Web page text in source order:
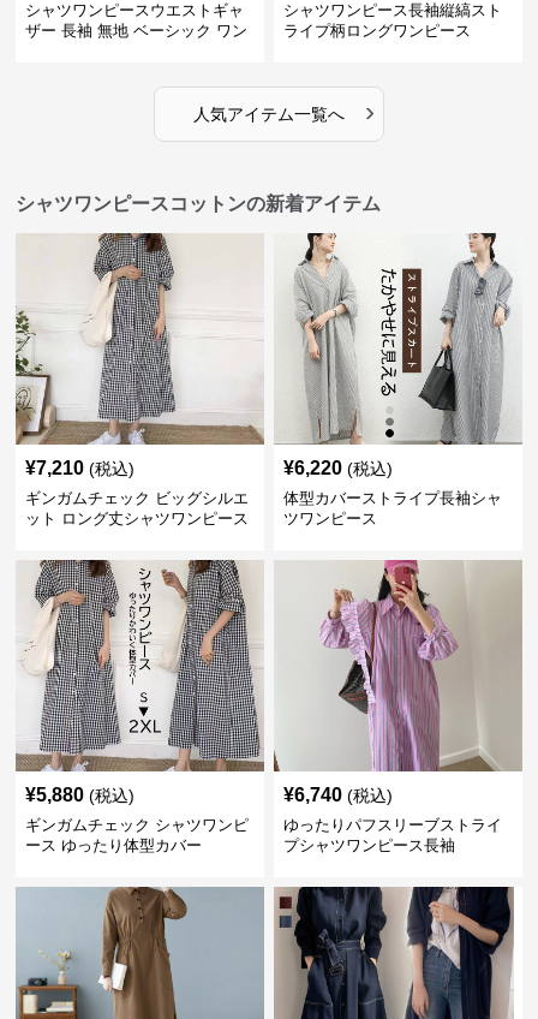
シャツワンピースウエストギャ
ザー 長袖 無地 ベーシック ワン
シャツワンピース長袖縦縞スト
ライプ柄ロングワンピース
人気アイテム一覧へ ›
シャツワンピースコットンの新着アイテム
¥7,210 (税込)
ギンガムチェック ビッグシルエ
ット ロング丈シャツワンピース
¥6,220 (税込)
体型カバーストライプ長袖シャ
ツワンピース
¥5,880 (税込)
ギンガムチェック シャツワンピ
ース ゆったり体型カバー
¥6,740 (税込)
ゆったりパフスリーブストライ
プシャツワンピース長袖